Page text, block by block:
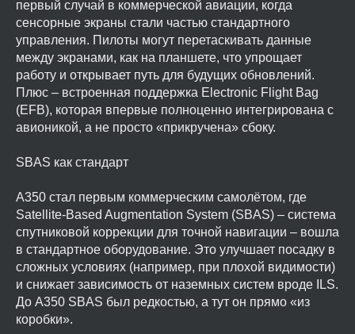
первый случай в коммерческой авиации, когда
сенсорные экраны стали частью стандартного
управления. Пилоты могут перетаскивать данные
между экранами, как на планшете, что упрощает
работу и открывает путь для будущих обновлений.
Плюс – встроенная поддержка Electronic Flight Bag
(EFB), которая впервые полноценно интегрирована с
авионикой, а не просто «прикручена» сбоку.
SBAS как стандарт
A350 стал первым коммерческим самолётом, где
Satellite-Based Augmentation System (SBAS) – система
спутниковой коррекции для точной навигации – вошла
в стандартное оборудование. Это улучшает посадку в
сложных условиях (например, при плохой видимости)
и снижает зависимость от наземных систем вроде ILS.
До A350 SBAS был редкостью, а тут он прямо «из
коробки».